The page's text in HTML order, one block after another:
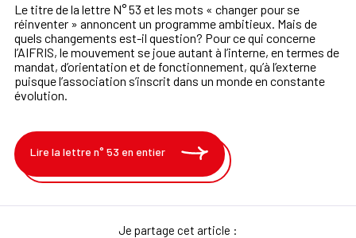
Le titre de la lettre N° 53 et les mots « changer pour se
réinventer » annoncent un programme ambitieux. Mais de
quels changements est-il question? Pour ce qui concerne
l’AIFRIS, le mouvement se joue autant à l’interne, en termes de
mandat, d’orientation et de fonctionnement, qu’à l’externe
puisque l’association s’inscrit dans un monde en constante
évolution.
Lire la lettre n° 53 en entier
Je partage cet article :